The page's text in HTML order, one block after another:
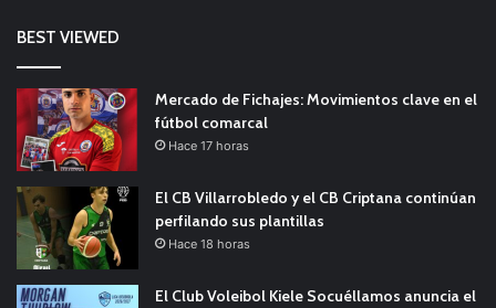
BEST VIEWED
Mercado de Fichajes: Movimientos clave en el
fútbol comarcal
Hace 17 horas
El CB Villarrobledo y el CB Criptana continúan
perfilando sus plantillas
Hace 18 horas
El Club Voleibol Kiele Socuéllamos anuncia el